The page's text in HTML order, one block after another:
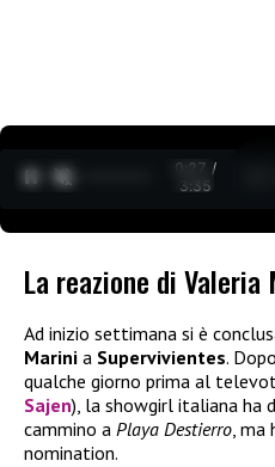
0:27 /
3:35
La reazione di Valeria
Ad inizio settimana si è
Marini a Supervivientes.
qualche giorno prima al
Sajen), la showgirl italiana ha
cammino a Playa Destierro, ma
nomination.